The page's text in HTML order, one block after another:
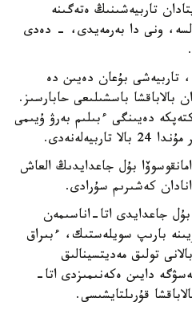
تاربيەشىنىڭ ەتەگىنە
ونى دا بەرمەيدى، - دەدى
تاربيەشى بۇعان دەيىن دە
باسشىلىعى حابارسىز.
دەيىنگى ءبىلىم بەرۋ ۇيىمى
امانقوسوۆا بۇل جاعدايدىڭ العاش
كەشىرىم سۇرادى.
جاعدايدى اتا-اناسىمەن
بارىپ سويلەستىك، ءبىراق
تولىق مەديتسينالىق
دايىن ەكەنىمىزدى اتا-
قۇرىلتايشىسى.